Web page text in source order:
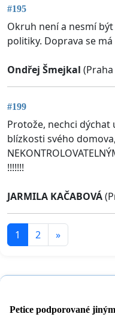
#195
Okruh není a nesmí
politiky. Doprava se
Ondřej Šmejkal (Praha
#199
Protože, nechci dýchat
blízkosti svého
!!!!!!!
JARMILA KAČABOVÁ
1 2 »
Petice podporované